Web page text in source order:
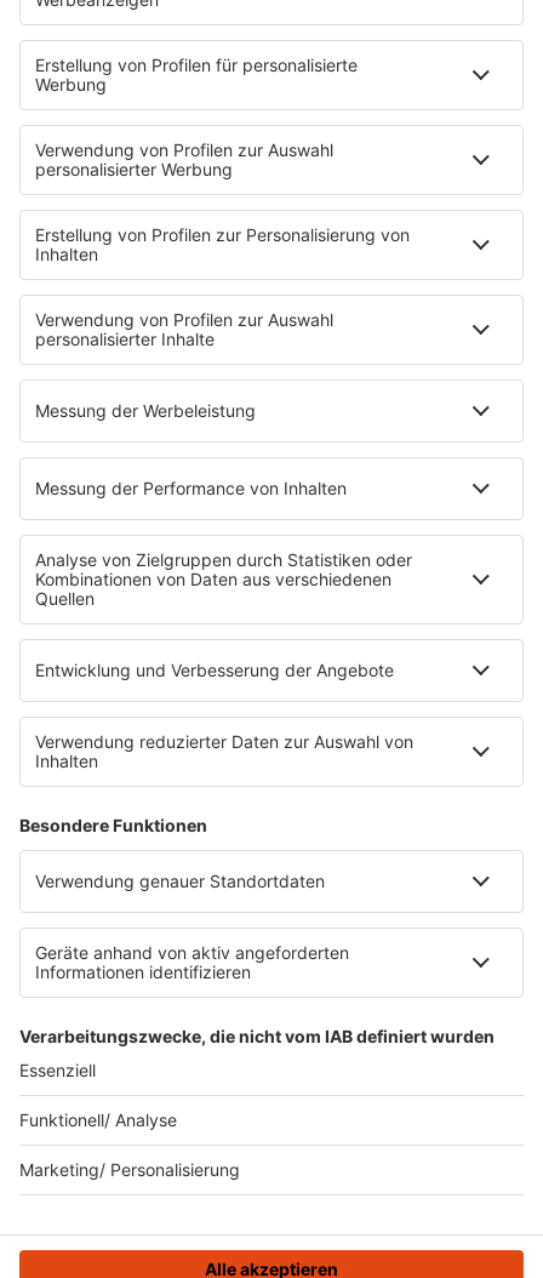
Kontakt
Newsletter
Über ROCK FM
Jobs & Praktika
Pressekontakt
Presse & Downloads
Verkehr
Wetter
EMPFANG
Übersicht
ROCK FM App
Partner
radio.de
Phonostar
REGENBOGEN 2
WERBUNG
Leistungen und Produkte
Mediadaten und Preisliste
Ansprechpartner
RECHTLICHES
Impressum
Datenschutzeinstellungen
Datenverarbeitung bei Gewinnspielen
Teilnahmebedingungen
Gewinnspielregeln Social Media
KI-Leitlinie
KI-Leitlinie
© ROCK FM - Eine Marke der Audiotainment Südwest GmbH &
Co. KG